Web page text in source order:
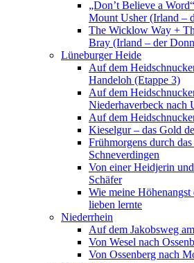
„Don’t Believe a
Mount Usher (Irland –
The Wicklow Way +
Bray (Irland – der
Lüneburger Heide
Auf dem
Handeloh (Etappe 3)
Auf dem
Niederhaverbeck nach
Auf dem
Kieselgur – das Gold
Frühmorgens durch
Schneverdingen
Von einer Heidjerin
Schäfer
Wie meine
lieben lernte
Niederrhein
Auf dem Jakobsweg
Von Wesel nach
Von Ossenberg nach